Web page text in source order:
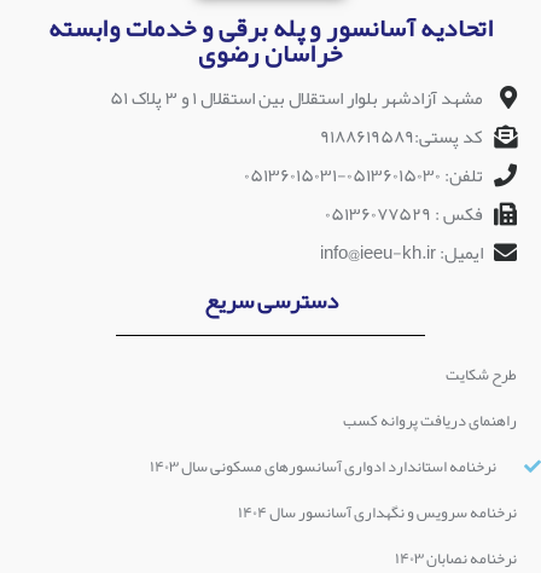
اتحادیه آسانسور و پله برقی و خدمات وابسته
خراسان رضوی
مشهد آزادشهر بلوار استقلال بین استقلال ۱ و ۳ پلاک ۵۱
کد پستی:۹۱۸۸۶۱۹۵۸۹
تلفن: ۰۵۱۳۶۰۱۵۰۳۰-۰۵۱۳۶۰۱۵۰۳۱
فکس : ۰۵۱۳۶۰۷۷۵۲۹
ایمیل: info@ieeu-kh.ir
دسترسی سریع
طرح شکایت
راهنمای دریافت پروانه کسب
نرخنامه استاندارد ادواری آسانسورهای مسکونی سال ۱۴۰۳
نرخنامه سرویس و نگهداری آسانسور سال ۱۴۰۴
نرخنامه نصابان ۱۴۰۳